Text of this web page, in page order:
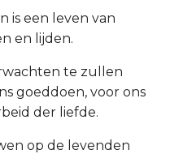
is een leven van
en lijden.
te zullen
goeddoen, voor ons
der liefde.
op de levenden